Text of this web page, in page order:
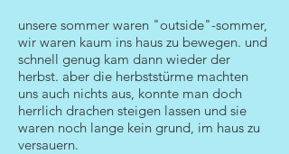
unsere sommer waren "outside"-sommer,
wir waren kaum ins haus zu bewegen. und
schnell genug kam dann wieder der
herbst. aber die herbststürme machten
uns auch nichts aus, konnte man doch
herrlich drachen steigen lassen und sie
waren noch lange kein grund, im haus zu
versauern.